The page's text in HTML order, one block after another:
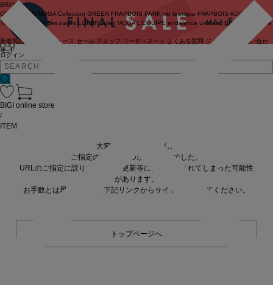
ログイン
BRAND
COUTURIER MOGA Collection GREEN FRAPBOIS PARK wb feerique FRAPBOIS ADIEU
TRISTESSE
congés payés LOISIR Julier MOGA L'EQUIPE endalence unbilanc BIGI online store
新着商品 ニュース セール スタッフ コーディネート よくある質問 ジャーナル
お問い合わ
せ
BIGI online store
/
ITEM
大変申し訳ありません。
ご指定の商品が見つかりませんでした。
URLのご指定に誤りがあるか、更新等に伴い削除されてしまった可能性
があります。
お手数とは思いますが、下記リンクからサイトへ移動してください。
トップページへ